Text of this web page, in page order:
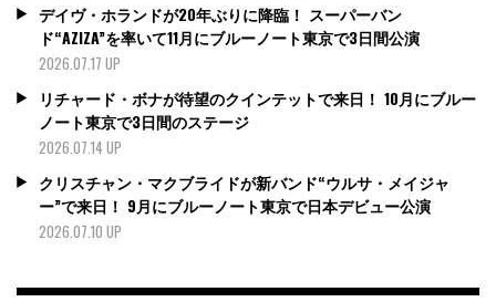
デイヴ・ホランドが20年ぶりに降臨！ スーパーバン
ド“AZIZA”を率いて11月にブルーノート東京で3日間公演
2026.07.17 UP
リチャード・ボナが待望のクインテットで来日！ 10月にブルー
ノート東京で3日間のステージ
2026.07.14 UP
クリスチャン・マクブライドが新バンド“ウルサ・メイジャ
ー”で来日！ 9月にブルーノート東京で日本デビュー公演
2026.07.10 UP